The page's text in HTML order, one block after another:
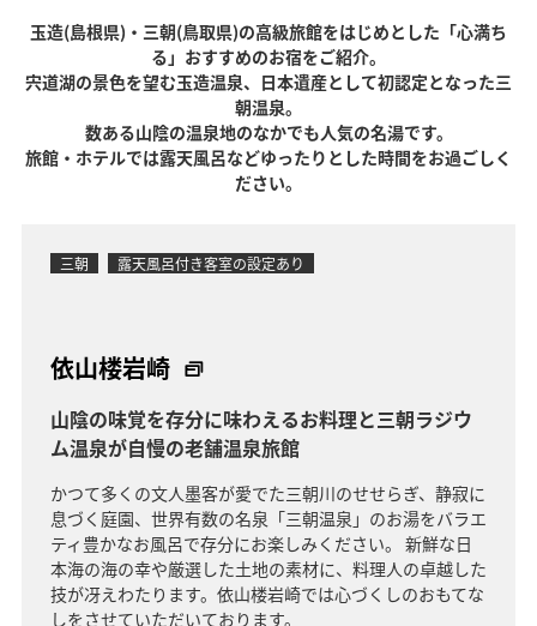
玉造(島根県)・三朝(鳥取県)の高級旅館をはじめとした「心満ち
る」おすすめのお宿をご紹介。
宍道湖の景色を望む玉造温泉、日本遺産として初認定となった三
朝温泉。
数ある山陰の温泉地のなかでも人気の名湯です。
旅館・ホテルでは露天風呂などゆったりとした時間をお過ごしく
ださい。
三朝 露天風呂付き客室の設定あり
依山楼岩崎
⼭陰の味覚を存分に味わえるお料理と三朝ラジウ
ム温泉が自慢の老舗温泉旅館
かつて多くの文人墨客が愛でた三朝川のせせらぎ、静寂に
息づく庭園、世界有数の名泉「三朝温泉」のお湯をバラエ
ティ豊かなお風呂で存分にお楽しみください。 新鮮な日
本海の海の幸や厳選した土地の素材に、料理人の卓越した
技が冴えわたります。依山楼岩崎では心づくしのおもてな
しをさせていただいております。